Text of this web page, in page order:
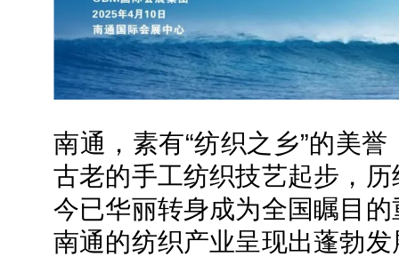
南通，素有“纺织之乡”的美
古老的手工纺织技艺起步，
今已华丽转身成为全国瞩目
南通的纺织产业呈现出蓬勃